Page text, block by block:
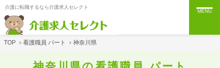
介護に転職するなら介護求人セレクト
MENU
TOP › 看護職員 パート › 神奈川県